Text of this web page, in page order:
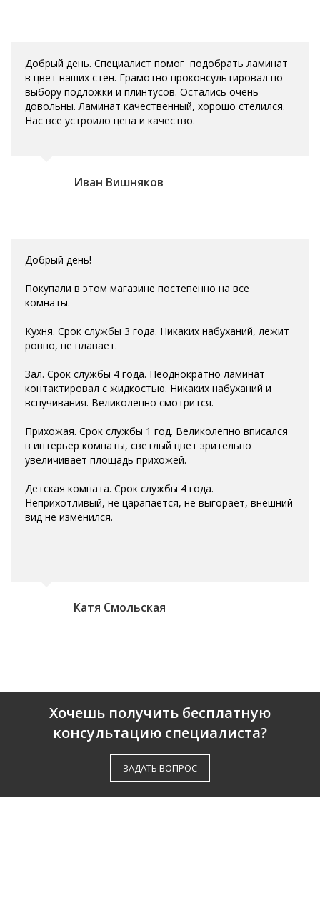
Добрый день. Специалист помог подобрать ламинат
в цвет наших стен. Грамотно проконсультировал по
выбору подложки и плинтусов. Остались очень
довольны. Ламинат качественный, хорошо стелился.
Нас все устроило цена и качество.
Иван Вишняков
Добрый день!
Покупали в этом магазине постепенно на все
комнаты.
Кухня. Срок службы 3 года. Никаких набуханий, лежит
ровно, не плавает.
Зал. Срок службы 4 года. Неоднократно ламинат
контактировал с жидкостью. Никаких набуханий и
вспучивания. Великолепно смотрится.
Прихожая. Срок службы 1 год. Великолепно вписался
в интерьер комнаты, светлый цвет зрительно
увеличивает площадь прихожей.
Детская комната. Срок службы 4 года.
Неприхотливый, не царапается, не выгорает, внешний
вид не изменился.
Катя Смольская
Хочешь получить бесплатную
консультацию специалиста?
ЗАДАТЬ ВОПРОС